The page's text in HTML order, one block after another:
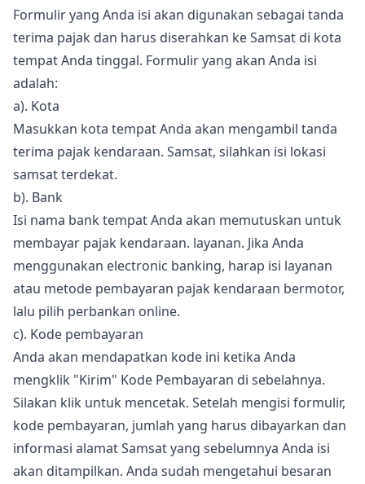
Formulir yang Anda isi akan digunakan sebagai tanda
terima pajak dan harus diserahkan ke Samsat di kota
tempat Anda tinggal. Formulir yang akan Anda isi
adalah:
a). Kota
Masukkan kota tempat Anda akan mengambil tanda
terima pajak kendaraan. Samsat, silahkan isi lokasi
samsat terdekat.
b). Bank
Isi nama bank tempat Anda akan memutuskan untuk
membayar pajak kendaraan. layanan. Jika Anda
menggunakan electronic banking, harap isi layanan
atau metode pembayaran pajak kendaraan bermotor,
lalu pilih perbankan online.
c). Kode pembayaran
Anda akan mendapatkan kode ini ketika Anda
mengklik "Kirim" Kode Pembayaran di sebelahnya.
Silakan klik untuk mencetak. Setelah mengisi formulir,
kode pembayaran, jumlah yang harus dibayarkan dan
informasi alamat Samsat yang sebelumnya Anda isi
akan ditampilkan. Anda sudah mengetahui besaran